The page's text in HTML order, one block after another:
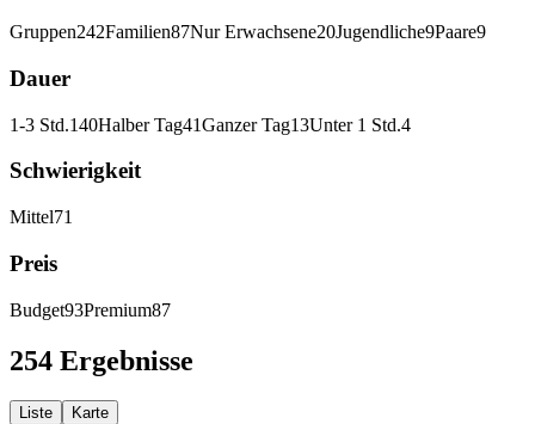
Gruppen242Familien87Nur Erwachsene20Jugendliche9Paare9
Dauer
1-3 Std.140Halber Tag41Ganzer Tag13Unter 1 Std.4
Schwierigkeit
Mittel71
Preis
Budget93Premium87
254 Ergebnisse
Liste Karte